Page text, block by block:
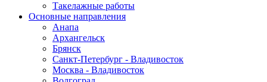
Такелажные работы
Основные направления
Анапа
Архангельск
Брянск
Санкт-Петербург - Владивосток
Москва - Владивосток